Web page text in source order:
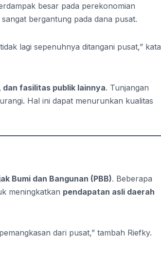
besar pada perekonomian
bergantung pada dana pusat.
lagi sepenuhnya ditangani pusat,” kata
fasilitas publik lainnya. Tunjangan
Hal ini dapat menurunkan kualitas
Bumi dan Bangunan (PBB). Beberapa
meningkatkan pendapatan asli daerah
dari pusat,” tambah Riefky.